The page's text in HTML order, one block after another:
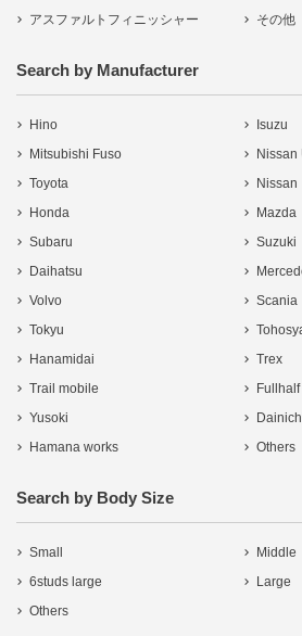
アスファルトフィニッシャー
その他
Search by Manufacturer
Hino
Isuzu
Mitsubishi Fuso
Nissan
Toyota
Nissan
Honda
Mazda
Subaru
Suzuki
Daihatsu
Volvo
Scania
Tokyu
Hanamidai
Trex
Trail mobile
Fullhalf
Yusoki
Hamana works
Others
Search by Body Size
Small
Middle
6studs large
Large
Others